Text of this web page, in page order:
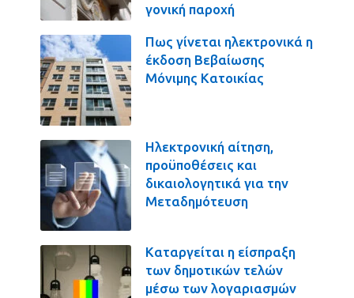
γονική παροχή
Πως γίνεται ηλεκτρονικά η
έκδοση Βεβαίωσης
Μόνιμης Κατοικίας
Ηλεκτρονική αίτηση,
προϋποθέσεις και
δικαιολογητικά για την
Μεταδημότευση
Καταργείται η είσπραξη
των δημοτικών τελών
μέσω των λογαριασμών